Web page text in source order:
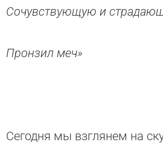
Сочувствующую и
Пронзил меч»
Сегодня мы взглянем на